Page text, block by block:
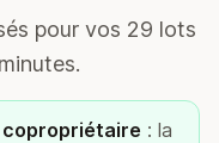
pour vos 29 lots
: la